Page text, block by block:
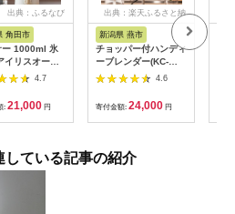
出典：ふるなび
角田市
ー 1000ml 氷
イリスオーヤ
用 キッチン ギ
ート お手入れ
4.7
: 21,000 円
出典：楽天ふるさと納
新潟県 燕市
チョッパー付ハンディ
ーブレンダー(KC-
4833W)
4.6
寄付金額: 24,000 円
している記事の紹介